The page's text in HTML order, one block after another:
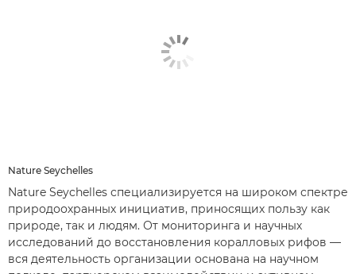
Nature Seychelles
Nature Seychelles специализируется на широком спектре
природоохранных инициатив, приносящих пользу как
природе, так и людям. От мониторинга и научных
исследований до восстановления коралловых рифов —
вся деятельность организации основана на научном